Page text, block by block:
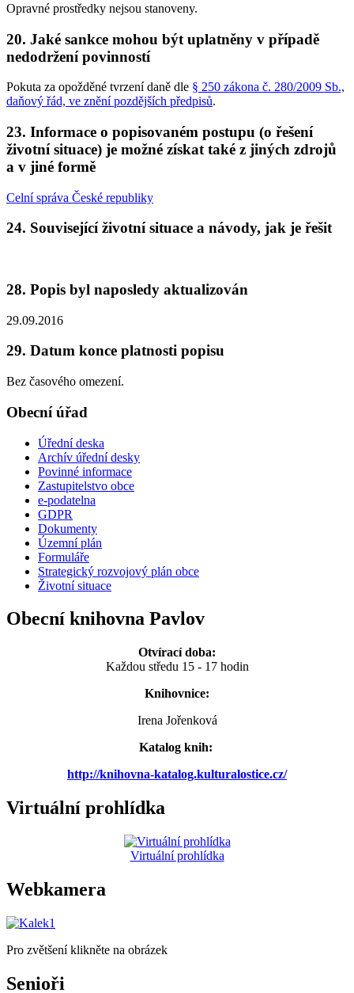
Opravné prostředky nejsou stanoveny.
20. Jaké sankce mohou být uplatněny v případě
nedodržení povinností
Pokuta za opožděné tvrzení daně dle § 250 zákona č. 280/2009 Sb.,
daňový řád, ve znění pozdějších předpisů.
23. Informace o popisovaném postupu (o řešení
životní situace) je možné získat také z jiných zdrojů
a v jiné formě
Celní správa České republiky
24. Související životní situace a návody, jak je řešit
28. Popis byl naposledy aktualizován
29.09.2016
29. Datum konce platnosti popisu
Bez časového omezení.
Obecní úřad
Úřední deska
Archív úřední desky
Povinné informace
Zastupitelstvo obce
e-podatelna
GDPR
Dokumenty
Územní plán
Formuláře
Strategický rozvojový plán obce
Životní situace
Obecní knihovna Pavlov
Otvírací doba:
Každou středu 15 - 17 hodin
Knihovnice:
Irena Jořenková
Katalog knih:
http://knihovna-katalog.kulturalostice.cz/
Virtuální prohlídka
Virtuální prohlídka
Webkamera
Pro zvětšení klikněte na obrázek
Senioři